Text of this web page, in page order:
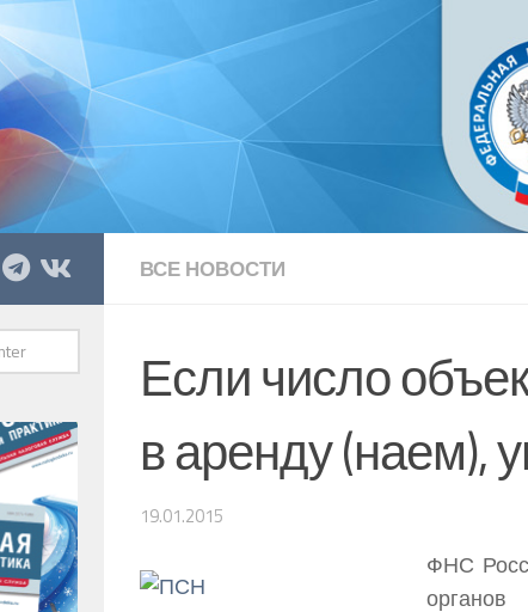
ВСЕ НОВОСТИ
Если число
в аренду (наем),
19.01.2015
ФНС